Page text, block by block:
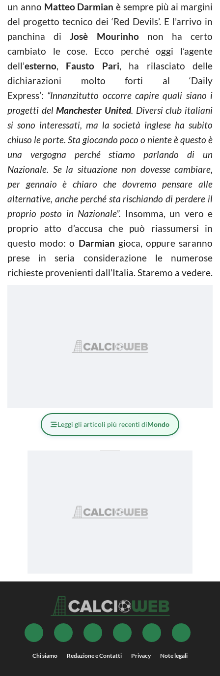
un anno Matteo Darmian è sempre più ai margini
del progetto tecnico dei ‘Red Devils’. E l’arrivo in
panchina diJosè Mourinhonon ha certo
cambiato le cose. Ecco perché oggi l’agente
dell’esterno, Fausto Pari, ha rilasciato delle
dichiarazioni molto forti al ‘Daily
Express’: “Innanzitutto occorre capire quali siano i
progetti delManchester United. Diversi club italiani
si sono interessati, ma la società inglese ha subito
chiuso le porte. Sta giocando poco o niente è questo è
una vergogna perché stiamo parlando di un
Nazionale. Se la situazione non dovesse cambiare,
per gennaio è chiaro che dovremo pensare alle
alternative, anche perché sta rischiando di perdere il
proprio posto in Nazionale”. Insomma, un vero e
proprio atto d’accusa che può riassumersi in
questo modo: o Darmian gioca, oppure saranno
prese in seria considerazione le numerose
richieste provenienti dall’Italia. Staremo a vedere.
Leggi gli articoli più recenti diMondo
Chi siamo Redazione e Contatti Privacy Note legali